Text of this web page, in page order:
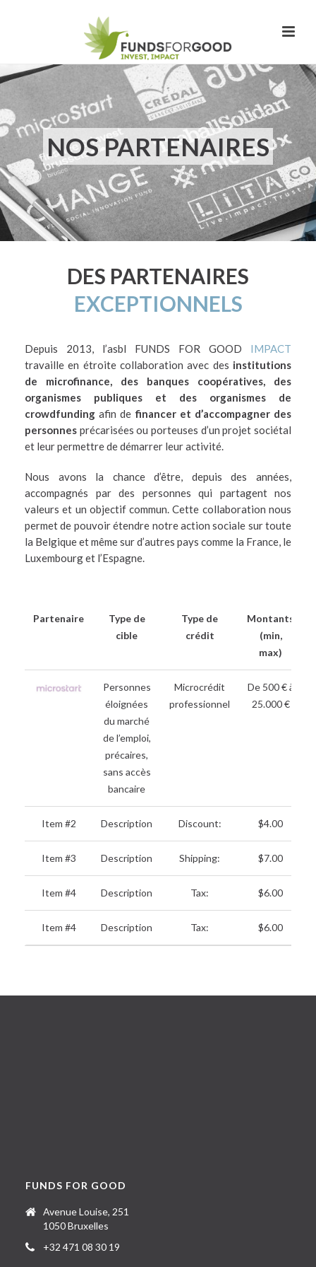
NOS PARTENAIRES
DES PARTENAIRES
EXCEPTIONNELS
Depuis 2013, l’asbl FUNDS FOR GOOD IMPACT
travaille en étroite collaboration avec des institutions
de microfinance, des banques coopératives, des
organismes publiques et des organismes de
crowdfunding afin definancer et d’accompagner des
personnes précarisées ou porteuses d’un projet sociétal
et leur permettre de démarrer leur activité.
Nous avons la chance d’être, depuis des années,
accompagnés par des personnes qui partagent nos
valeurs et un objectif commun. Cette collaboration nous
permet de pouvoir étendre notre action sociale sur toute
la Belgique et même sur d’autres pays comme la France, le
Luxembourg et l’Espagne.
Partenaire
Type de
cible
Type de
crédit
Montants
(min,
max)
Personnes
éloignées
du marché
de l’emploi,
précaires,
sans accès
bancaire
Microcrédit
professionnel
De 500 € à
25.000 €
Item #2 Description Discount: $4.00
Item #3 Description Shipping: $7.00
Item #4 Description Tax: $6.00
Item #4 Description Tax: $6.00
FUNDS FOR GOOD
Avenue Louise, 251
1050 Bruxelles
+32 471 08 30 19